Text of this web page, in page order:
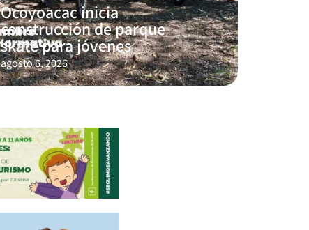
Ocoyoacac inicia
construcción de parque
skate para jóvenes
agosto 6, 2026